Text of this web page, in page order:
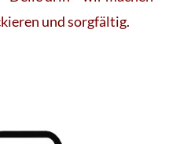
und sorgfältig.